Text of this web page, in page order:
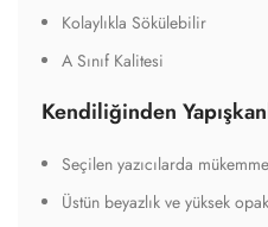
Kolaylıkla Sökülebilir
A Sınıf Kalitesi
Kendiliğinden
Seçilen yazıcılarda
Üstün beyazlık ve yüksek